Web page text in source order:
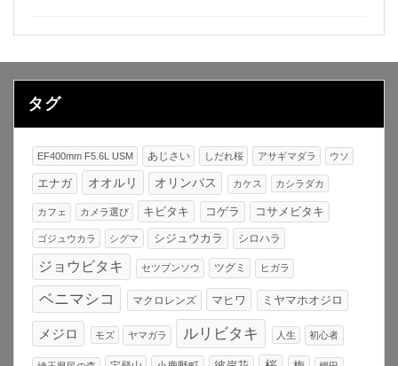
タグ
EF400mm F5.6L USM あじさい しだれ桜 アサギマダラ ウソ
エナガ オオルリ オリンパス カケス カシラダカ
カフェ カメラ選び キビタキ コゲラ コサメビタキ
ゴジュウカラ シグマ シジュウカラ シロハラ
ジョウビタキ セツブンソウ ツグミ ヒガラ
ベニマシコ マクロレンズ マヒワ ミヤマホオジロ
メジロ モズ ヤマガラ ルリビタキ 人生 初心者